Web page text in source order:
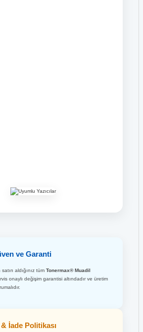
ve Garanti
aldığınız tüm Tonermax® Muadil
onaylı değişim garantisi altındadır ve üretim
İade Politikası